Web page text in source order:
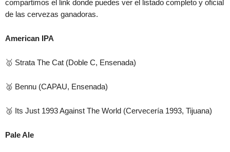
compartimos el link donde puedes ver el listado completo y oficial
de las cervezas ganadoras.
American IPA
🥇 Strata The Cat (Doble C, Ensenada)
🥈 Bennu (CAPAU, Ensenada)
🥉 Its Just 1993 Against The World (Cervecería 1993, Tijuana)
Pale Ale